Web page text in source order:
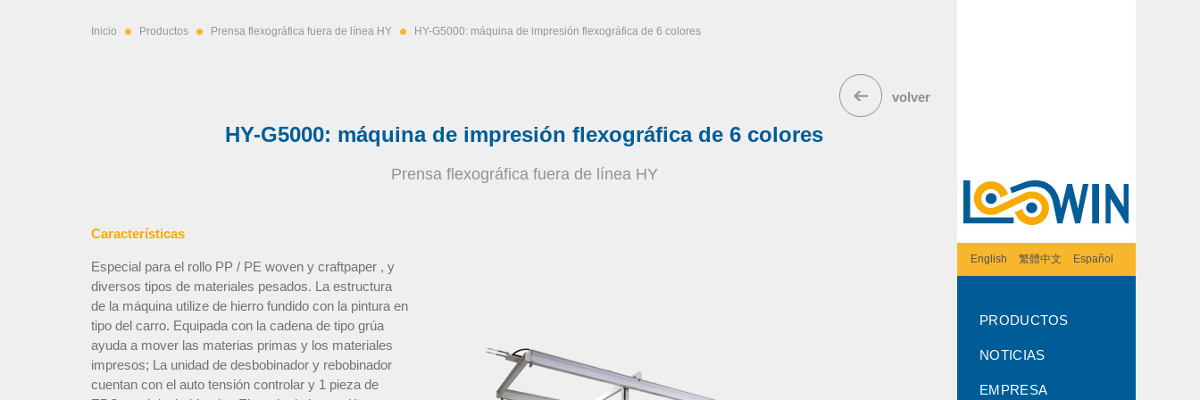
English 繁體中文 Español
PRODUCTOS
NOTICIAS
EMPRESA
Inicio Productos Prensa flexográfica fuera de línea HY HY-G5000: máquina de impresión flexográfica de 6 colores
volver
HY-G5000: máquina de impresión flexográfica de 6 colores
Prensa flexográfica fuera de línea HY
Características
Especial para el rollo PP / PE woven y craftpaper , y
diversos tipos de materiales pesados. La estructura
de la máquina utilize de hierro fundido con la pintura en
tipo del carro. Equipada con la cadena de tipo grúa
ayuda a mover las materias primas y los materiales
impresos; La unidad de desbobinador y rebobinador
cuentan con el auto tensión controlar y 1 pieza de